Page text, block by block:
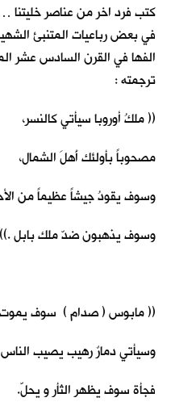
كتب فرد اخر من عناصر
في بعض رباعيات المتنبئ
الفها في القرن السادس عشر
ترجمته :
(( ملكُ أوروبا سيأتي كالنسر،
مصحوباً بأولئك أَهلَ الشمال،
وسوف يقودُ جيشاً عظيماً من
وسوف يذهبون ضدّ ملك بابل .))
(( مابوس ( صدام ) سوف يموت
وسيأتي دمارٌ رهيب يصيب الناس
فجأة سوف يظهر الثأر و يحلّ.